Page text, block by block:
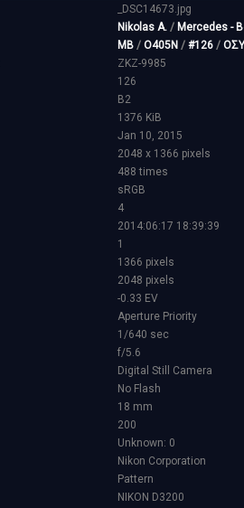
_DSC14673.jpg
Nikolas A. / Mercedes -
MB / O405N / #126 / ΟΣΥ
ZKZ-9985
126
B2
1376 KiB
Jan 10, 2015
2048 x 1366 pixels
488 times
sRGB
4
2014:06:17 18:39:39
1
1366 pixels
2048 pixels
-0.33 EV
Aperture Priority
1/640 sec
f/5.6
Digital Still Camera
No Flash
18 mm
200
Unknown: 0
Nikon Corporation
Pattern
NIKON D3200